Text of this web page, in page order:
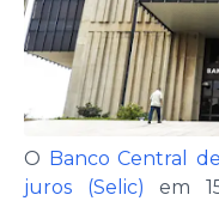
O Banco Central
juros (Selic) em